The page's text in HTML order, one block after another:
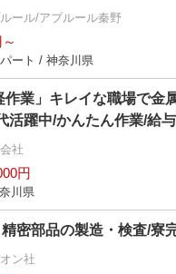
ール/アプルール秦野
ート / 神奈川県
作業」キレイな職場で金
活躍中/かんたん作業/給
社
円
川県
密部品の製造・検査/寮
ン社